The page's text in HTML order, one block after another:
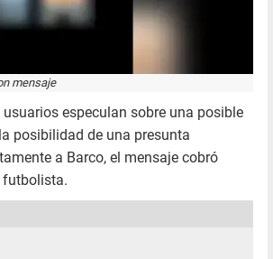
mensaje
especulan sobre una posible
posibilidad de una presunta
a Barco, el mensaje cobró
futbolista.